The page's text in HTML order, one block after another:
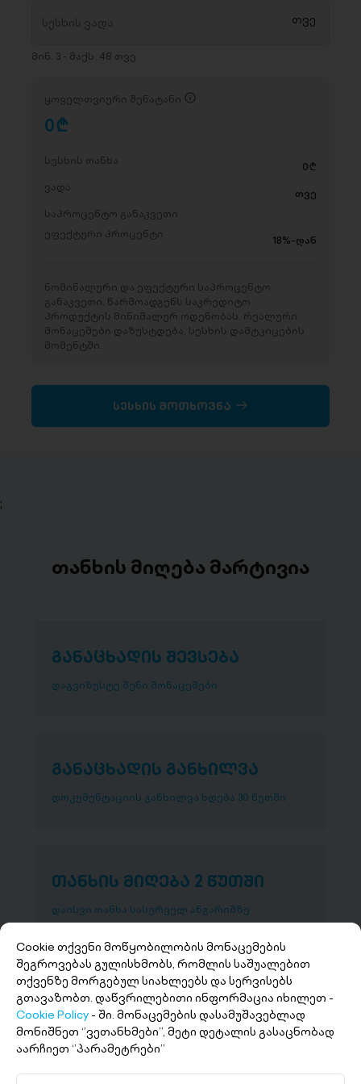
მინ. 3 - მაქს. 48 თვე
ყოველთვიური შენატანი
0D
სესხის თანხა 0 D
ვადა
თვე
საპროცენტო განაკვეთი
ეფექტური პროცენტი
18%-დან
ნომინალური და ეფექტური საპროცენტო
განაკვეთი, წარმოადგენს საკრედიტო
პროდუქტის მინიმალურ ოდენობას. რეალური
მონაცემები დაზუსტდება, სესხის დამტკიცების
მომენტში.
სესხის მოთხოვნა
;
თანხის მიღება მარტივია
განაცხადის შევსება
დაგვიზუსტე შენი მონაცემები
განაცხადის განხილვა
დოკუმენტაციის განხილვა ხდება 30 წუთში
თანხის მიღება 2 წუთში
დაისვი თანხა სასურველ ანგარიშზე
Cookie თქვენი მოწყობილობის მონაცემების
შეგროვებას გულისხმობს, რომლის საშუალებით
თქვენზე მორგებულ სიახლეებს და სერვისებს
გთავაზობთ. დაწვრილებითი ინფორმაცია იხილეთ -
Cookie Policy - ში. მონაცემების დასამუშავებლად
მონიშნეთ ‘’ვეთანხმები’’, მეტი დეტალის გასაცნობად
აარჩიეთ ‘’პარამეტრები’’